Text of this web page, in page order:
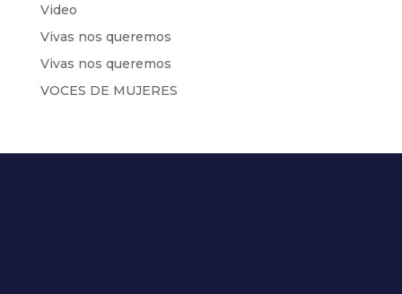
Video
Vivas nos queremos
Vivas nos queremos
VOCES DE MUJERES